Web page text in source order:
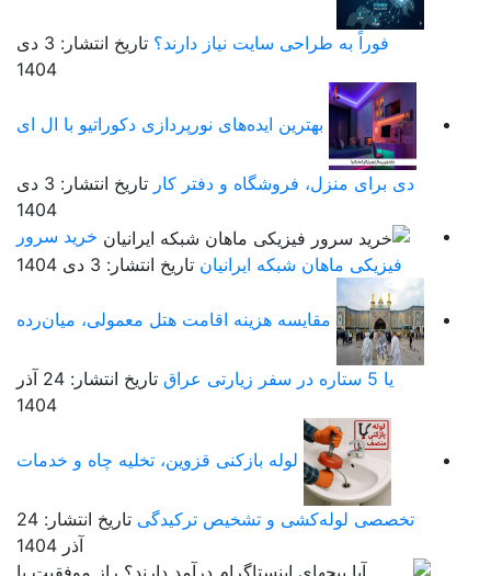
فوراً به طراحی سایت نیاز دارند؟
تاریخ انتشار: 3 دی
1404
بهترین ایده‌های نورپردازی دکوراتیو با ال ای
دی برای منزل، فروشگاه و دفتر کار
تاریخ انتشار: 3 دی
1404
خرید سرور
فیزیکی ماهان شبکه ایرانیان تاریخ انتشار: 3 دی 1404
مقایسه هزینه اقامت هتل معمولی، میان‌رده
تاریخ انتشار: 24 آذر
1404
لوله بازکنی قزوین، تخلیه چاه و خدمات
تخصصی لوله‌کشی و تشخیص ترکیدگی
تاریخ انتشار: 24